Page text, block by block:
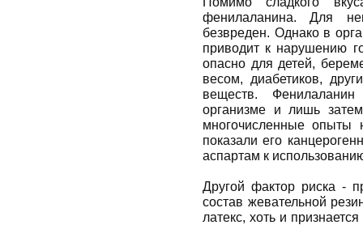
фенилаланина. Для
безвреден. Однако в
приводит к нарушению
опасно для детей,
весом, диабетиков,
веществ.
организме и лишь
многочисленные
показали его
аспартам к
Другой фактор риска -
состав жевательной
латекс, хоть и